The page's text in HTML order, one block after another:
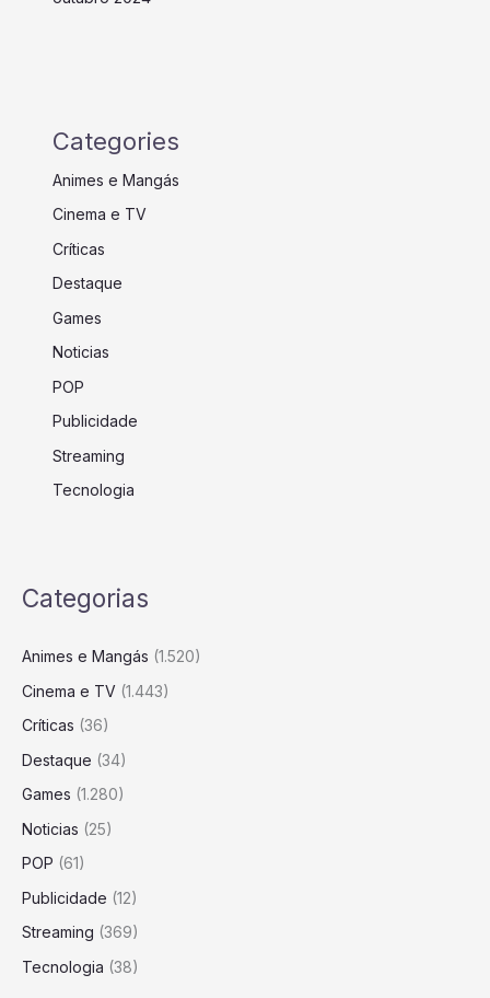
Categories
Animes e Mangás
Cinema e TV
Críticas
Destaque
Games
Noticias
POP
Publicidade
Streaming
Tecnologia
Categorias
Animes e Mangás (1.520)
Cinema e TV (1.443)
Críticas (36)
Destaque (34)
Games (1.280)
Noticias (25)
POP (61)
Publicidade (12)
Streaming (369)
Tecnologia (38)